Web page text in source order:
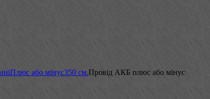
Плюс або мінус350 см.Провід АКБ плюс або мінус